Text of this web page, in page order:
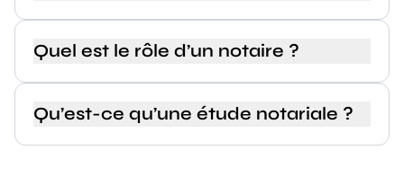
Quel est le rôle d’un notaire ?
Qu’est-ce qu’une étude notariale ?